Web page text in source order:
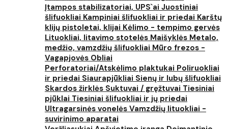
Įtampos stabilizatoriai, UPS`ai Juostiniai
šlifuokliai Kampiniai šlifuokliai ir priedai Karštų
klijų pistoletai, klijai Kėlimo - tempimo gervės
Lituokliai, litavimo stotelės Maišyklės Metalo,
medžio, vamzdžių šlifuokliai Mūro frezos -
Vagapjovės Obliai
Perforatoriai/Atskėlimo plaktukai Poliruokliai
ir priedai Siaurapjūkliai Sienų ir lubų šlifuokliai
Skardos žirklės Suktuvai / gręžtuvai Tiesiniai
pjūklai Tiesiniai šlifuokliai ir jų priedai
Ultragarsinės vonelės Vamzdžių lituokliai -
suvirinimo aparatai